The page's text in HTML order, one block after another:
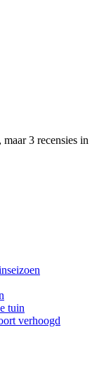
3 recensies in
tuin
verhoogd